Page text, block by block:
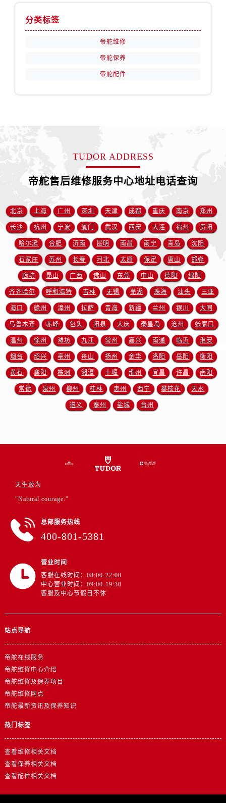
福建省宁德市蕉城区天湖东路帝舵售后服务中心（需提前预约）
福建省莆田市城厢区霞林街道荔华东大道帝舵售后服务中心（需提前预约）
福建省三明市三元区东乾二路帝舵售后服务中心（需提前预约）
福建省漳州市龙文区步港路帝舵售后服务中心（需提前预约）
江苏省常州市新北区龙锦路1590号现代传媒中心5号楼10层1008室帝舵售后服务中心（需提前预约）
江苏省淮安市清江浦区淮海北路帝舵售后服务中心（需提前预约）
江苏省连云港市海州区通灌北路帝舵售后服务中心（需提前预约）
江苏省南京市秦淮区中山南路1号南京中心22层22-C1-C3室帝舵售后服务中心（需提前预约）
江苏省宿迁市宿城区西湖路帝舵售后服务中心（需提前预约）
江苏省泰州市海陵区永定东路399号置地商务中心东塔（华润万象城）17层1706室帝舵售后服务中心（需提前预约）
江苏省徐州市鼓楼区淮海东路29号苏宁广场IFC国际金融中心35层3508室帝舵售后服务中心（需提前预约）
江苏省盐城市盐都区世纪大道5号盐城金融城写字楼1号楼16层1604室帝舵售后服务中心（需提前预约）
江苏省扬州市邗江区国展路29号星耀天地写字楼1号楼18层1803室帝舵售后服务中心（需提前预约）
江苏省镇江市京口区中山东路帝舵售后服务中心（需提前预约）
分类标签
帝舵维修
帝舵保养
帝舵配件
TUDOR ADDRESS
帝舵售后维修服务中心地址电话查询
北京 上海 广州 深圳 天津 成都 重庆 南京 郑州
长沙 杭州 宁波 厦门 武汉 西安 大连 福州 贵阳
哈尔滨 合肥 济南 昆明 南昌 南宁 青岛 沈阳
石家庄 苏州 长春 河北 太原 保定 唐山 邯郸
廊坊 昆山 广西 佛山 东莞 中山 德阳 绵阳
齐齐哈尔 呼和浩特 吉林 无锡 芜湖 珠海 汕头 三亚
海口 赣州 漳州 拉萨 青海 新疆 兰州 银川 大同
乌鲁木齐 赤峰 包头 阳泉 大庆 秦皇岛 沧州 张家口
温州 徐州 潍坊 九江 常州 嘉兴 南通 临沂 淮安
烟台 绍兴 亳州 舟山 扬州 金华 洛阳 岳阳 衡阳
黄石 襄阳 株洲 湘潭 十堰 荆州 宜昌 许昌 南阳
常德 泉州 柳州 桂林 惠州 西宁 攀枝花 天水
遵义 泰州 盐城 台州
天生敢为
"Natural courage.”
总部服务热线
400-801-5381
营业时间
客服在线时间：08:00-22:00
中心营业时间：09:00-19:30
客服及中心节假日不休
站点导航
帝舵在线服务
帝舵维修中心介绍
帝舵维修及保养项目
帝舵维修网点
帝舵最新资讯及保养知识
热门标签
查看维修相关文档
查看保养相关文档
查看配件相关文档